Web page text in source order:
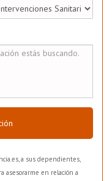
a sus dependientes,
asesorarme en relación a